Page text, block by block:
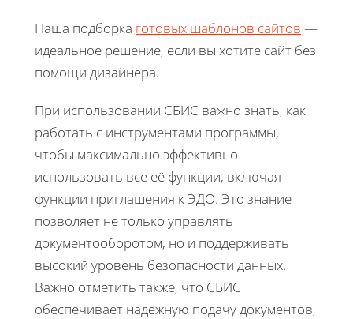
Наша подборка готовых шаблонов сайтов —
идеальное решение, если вы хотите сайт без
помощи дизайнера.
При использовании СБИС важно знать, как
работать с инструментами программы,
чтобы максимально эффективно
использовать все её функции, включая
функции приглашения к ЭДО. Это знание
позволяет не только управлять
документооборотом, но и поддерживать
высокий уровень безопасности данных.
Важно отметить также, что СБИС
обеспечивает надежную подачу документов,